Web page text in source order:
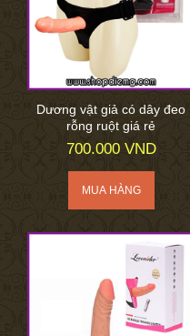
Dương vật giả có dây đeo
rỗng ruột giá rẻ
700.000 VND